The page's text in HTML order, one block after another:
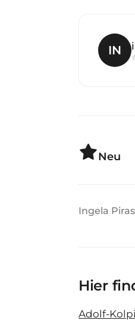
IN
Neu
Ingela
Hier
Adolf-